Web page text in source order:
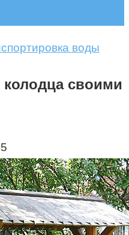
воды
своими